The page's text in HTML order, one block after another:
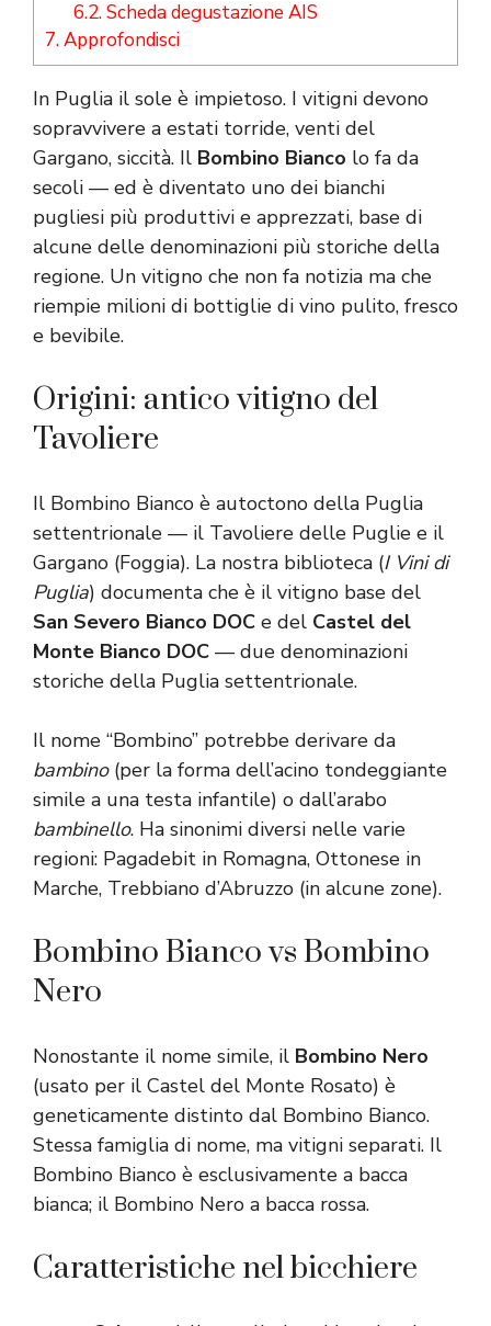
6.2.Scheda degustazione AIS
7.Approfondisci
In Puglia il sole è impietoso. I vitigni devono
sopravvivere a estati torride, venti del
Gargano, siccità. Il Bombino Bianco lo fa da
secoli — ed è diventato uno dei bianchi
pugliesi più produttivi e apprezzati, base di
alcune delle denominazioni più storiche della
regione. Un vitigno che non fa notizia ma che
riempie milioni di bottiglie di vino pulito, fresco
e bevibile.
Origini: antico vitigno del
Tavoliere
Il Bombino Bianco è autoctono della Puglia
settentrionale — il Tavoliere delle Puglie e il
Gargano (Foggia). La nostra biblioteca (I Vini di
Puglia) documenta che è il vitigno base del
San Severo Bianco DOC e del Castel del
Monte Bianco DOC — due denominazioni
storiche della Puglia settentrionale.
Il nome “Bombino” potrebbe derivare da
bambino(per la forma dell’acino tondeggiante
simile a una testa infantile) o dall’arabo
bambinello. Ha sinonimi diversi nelle varie
regioni: Pagadebit in Romagna, Ottonese in
Marche, Trebbiano d’Abruzzo (in alcune zone).
Bombino Bianco vs Bombino
Nero
Nonostante il nome simile, il Bombino Nero
(usato per il Castel del Monte Rosato) è
geneticamente distinto dal Bombino Bianco.
Stessa famiglia di nome, ma vitigni separati. Il
Bombino Bianco è esclusivamente a bacca
bianca; il Bombino Nero a bacca rossa.
Caratteristiche nel bicchiere